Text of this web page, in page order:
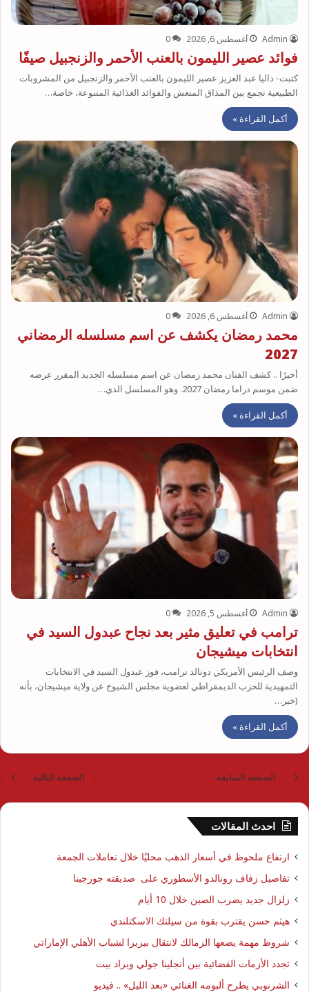
Admin أغسطس 6, 2026 0
فوائد عصير الليمون بالعنب الأحمر والزنجبيل صيفًا
كتبت- داليا عبد العزيز عصير الليمون بالعنب الأحمر والزنجبيل من المشروبات
الطبيعية تجمع بين المذاق المنعش والفوائد الغذائية المتنوعة، خاصة…
أكمل القراءة »
Admin أغسطس 6, 2026 0
محمد رمضان يكشف عن اسم مسلسله الرمضاني
2027
أخيرًا .. كشف الفنان محمد رمضان عن اسم مسلسله الجديد المقرر عرضه
ضمن موسم دراما رمضان 2027. وهو المسلسل الذي…
أكمل القراءة »
Admin أغسطس 5, 2026 0
ترامب في تعليق مثير بعد نجاح عبدول السيد في
انتخابات ميشيجان
وصف الرئيس الأمريكي دونالد ترامب، فوز عبدول السيد في الانتخابات
التمهيدية للحزب الديمقراطي لعضوية مجلس الشيوخ عن ولاية ميشيجان، بأنه
(خبر…
أكمل القراءة »
الصفحة السابقة الصفحة التالية
احدث المقالات
ارتفاع ملحوظ في أسعار الذهب محليًا خلال تعاملات الجمعة
تفاصيل زفاف رونالدو الأسطوري على صديقته جورجينا
زلزال جديد يضرب الصين خلال 10 أيام
هيثم حسن يقترب بقوة من سيلتك الاسكتلندي
شروط مهمة يضعها الزمالك لانتقال بيزيرا لشباب الأهلي الإماراتي
تجدد الأزمات القضائية بين أنجلينا جولي وبراد بيت
الشرنوبي يطرح ألبومه الغنائي «بعد الليل» .. فيديو